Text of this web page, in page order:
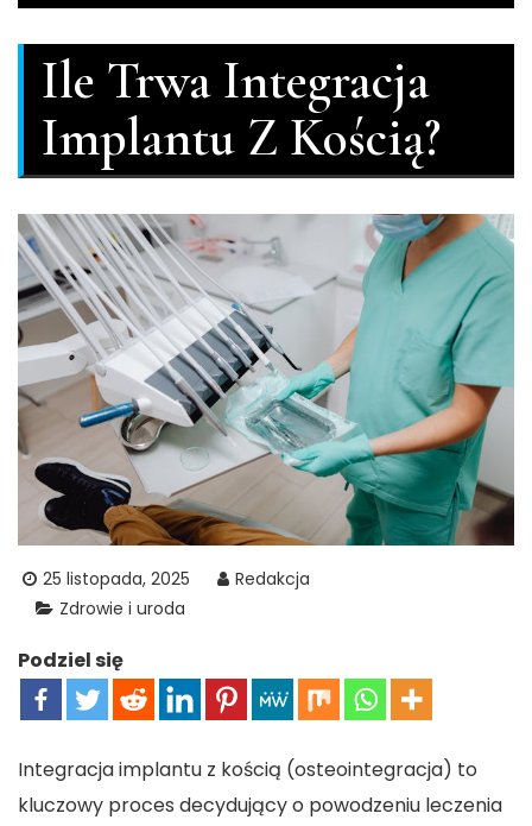
Ile Trwa Integracja
Implantu Z Kością?
25 listopada, 2025
Redakcja
Zdrowie i uroda
Podziel się
Integracja implantu z kością (osteointegracja) to
kluczowy proces decydujący o powodzeniu leczenia